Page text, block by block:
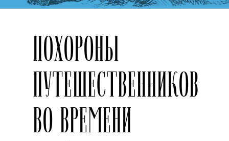
ПОХОРОНЫ
ПУТЕШЕСТВЕННИКОВ
ВО ВРЕМЕНИ